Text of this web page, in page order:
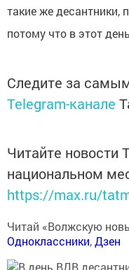
такие же
потому что в этот
Следите за
Telegram-канале
Читайте новости
национальном
https://max.ru/
Читай «Волжскую
Одноклассники,Дзен